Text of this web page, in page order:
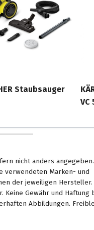
Staubsauger
VC
nicht anders
verwendeten Marken- und
der jeweiligen Hersteller.
Gewähr und Haftung
Abbildungen.